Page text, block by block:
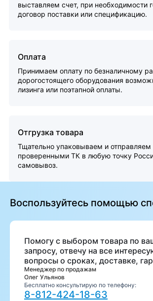
выставляем счет, при необходимости
договор поставки или спецификацию.
Оплата
Принимаем оплату по безналичному
дорогостоящего оборудования
лизинга или поэтапной оплаты.
Отгрузка товара
Тщательно упаковываем и отправляем
проверенными ТК в любую точку
самовывоз.
Воспользуйтесь помощью
Помогу с выбором товара по
запросу, отвечу на все
вопросы о сроках, доставке,
Менеджер по продажам
Олег Ульянов
Бесплатно консультирую по телефону:
8-812-424-18-63